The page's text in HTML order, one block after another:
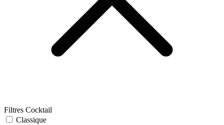
Filtres Cocktail
Classique